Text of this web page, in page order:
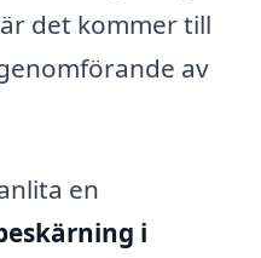
det kommer till
av
en
i